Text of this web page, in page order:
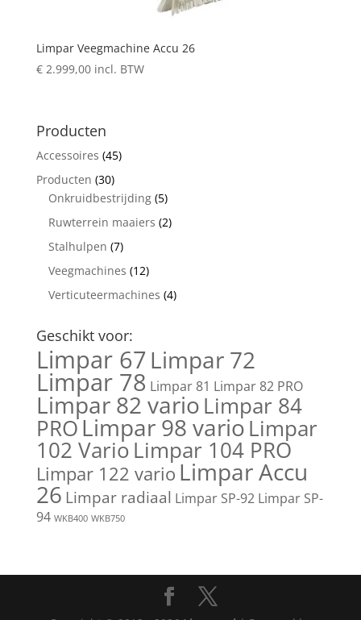
Limpar Veegmachine Accu 26
€2.999,00 incl. BTW
Producten
Accessoires (45)
Producten (30)
Onkruidbestrijding (5)
Ruwterrein maaiers (2)
Stalhulpen (7)
Veegmachines (12)
Verticuteermachines (4)
Geschikt voor:
Limpar 67 Limpar 72
Limpar 78 Limpar 81 Limpar 82 PRO
Limpar 82 varioLimpar 84
PROLimpar 98 varioLimpar
102 VarioLimpar 104 PRO
Limpar 122 vario Limpar Accu
26 Limpar radiaal Limpar SP-92 Limpar SP-
94 WKB400 WKB750